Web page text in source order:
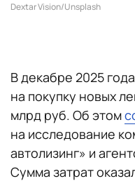
Dextar Vision/Unsplash
В декабре 2025
на покупку новых
млрд руб. Об этом
на исследование
автолизинг» и
Сумма затрат